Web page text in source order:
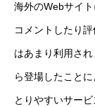
海外のWebサイ
コメントしたり
はあまり利用さ
ら登場したこと
とりやすいサー